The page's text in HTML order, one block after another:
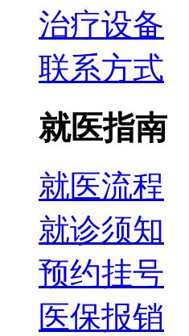
治疗设备
联系方式
就医指南
就医流程
就诊须知
预约挂号
医保报销